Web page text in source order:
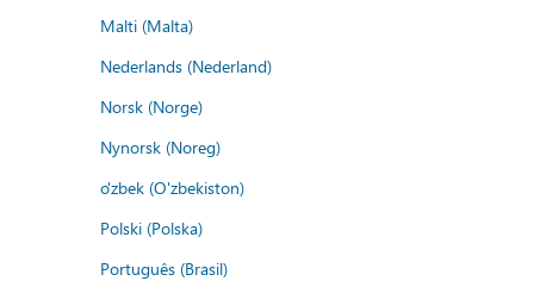
Malti (Malta)
Nederlands (Nederland)
Norsk (Norge)
Nynorsk (Noreg)
o'zbek (O'zbekiston)
Polski (Polska)
Português (Brasil)